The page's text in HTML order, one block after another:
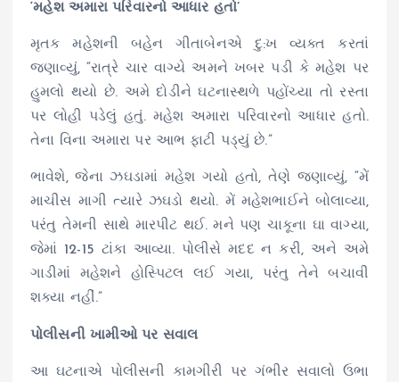
‘મહેશ અમારા પરિવારનો આધાર હતો’
મૃતક મહેશની બહેન ગીતાબેનએ દુ:ખ વ્યક્ત કરતાં
જણાવ્યું, “રાત્રે ચાર વાગ્યે અમને ખબર પડી કે મહેશ પર
હુમલો થયો છે. અમે દોડીને ઘટનાસ્થળે પહોંચ્યા તો રસ્તા
પર લોહી પડેલું હતું. મહેશ અમારા પરિવારનો આધાર હતો.
તેના વિના અમારા પર આભ ફાટી પડ્યું છે.”
ભાવેશે, જેના ઝઘડામાં મહેશ ગયો હતો, તેણે જણાવ્યું, “મેં
માચીસ માગી ત્યારે ઝઘડો થયો. મેં મહેશભાઈને બોલાવ્યા,
પરંતુ તેમની સાથે મારપીટ થઈ. મને પણ ચાકૂના ઘા વાગ્યા,
જેમાં 12-15 ટાંકા આવ્યા. પોલીસે મદદ ન કરી, અને અમે
ગાડીમાં મહેશને હોસ્પિટલ લઈ ગયા, પરંતુ તેને બચાવી
શક્યા નહીં.”
પોલીસની ખામીઓ પર સવાલ
આ ઘટનાએ પોલીસની કામગીરી પર ગંભીર સવાલો ઉભા